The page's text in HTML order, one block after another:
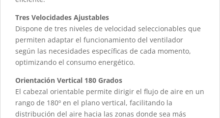
Tres Velocidades Ajustables
Dispone de tres niveles de velocidad seleccionables que
permiten adaptar el funcionamiento del ventilador
según las necesidades específicas de cada momento,
optimizando el consumo energético.
Orientación Vertical 180 Grados
El cabezal orientable permite dirigir el flujo de aire en un
rango de 180º en el plano vertical, facilitando la
distribución del aire hacia las zonas donde sea más